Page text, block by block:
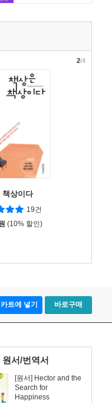
책상이다
19건
(10% 할인)
2/4
카트에 넣기 바로구매
원서/번역서
[원서] Hector and the
Search for
Happiness